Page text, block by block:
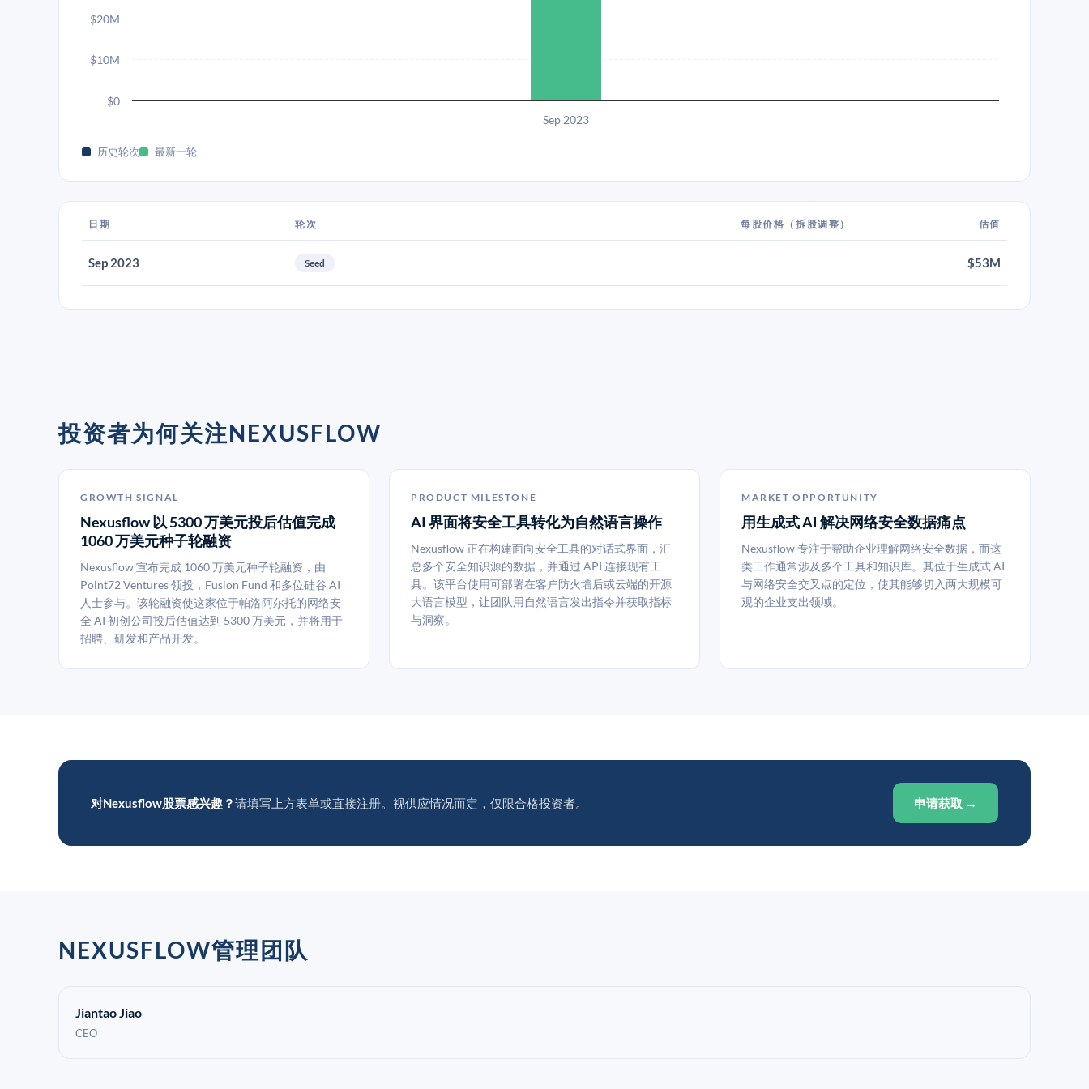
Sep 2023
$0
$10M
$20M
历史轮次 最新一轮
日期 轮次 每股价格（拆股调整） 估值
Sep 2023 Seed $53M
投资者为何关注NEXUSFLOW
GROWTH SIGNAL
Nexusflow 以 5300 万美元投后估值完成
1060 万美元种子轮融资
Nexusflow 宣布完成 1060 万美元种子轮融资，由
Point72 Ventures 领投，Fusion Fund 和多位硅谷 AI
人士参与。该轮融资使这家位于帕洛阿尔托的网络安
全 AI 初创公司投后估值达到 5300 万美元，并将用于
招聘、研发和产品开发。
PRODUCT MILESTONE
AI 界面将安全工具转化为自然语言操作
Nexusflow 正在构建面向安全工具的对话式界面，汇
总多个安全知识源的数据，并通过 API 连接现有工
具。该平台使用可部署在客户防火墙后或云端的开源
大语言模型，让团队用自然语言发出指令并获取指标
与洞察。
MARKET OPPORTUNITY
用生成式 AI 解决网络安全数据痛点
Nexusflow 专注于帮助企业理解网络安全数据，而这
类工作通常涉及多个工具和知识库。其位于生成式 AI
与网络安全交叉点的定位，使其能够切入两大规模可
观的企业支出领域。
对Nexusflow股票感兴趣？请填写上方表单或直接注册。视供应情况而定，仅限合格投资者。 申请获取 →
NEXUSFLOW管理团队
Jiantao Jiao
CEO